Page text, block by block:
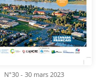
N°30 - 30 mars 2023